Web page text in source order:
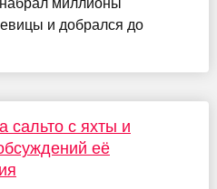
миллионы
и добрался до
сальто с яхты и
её